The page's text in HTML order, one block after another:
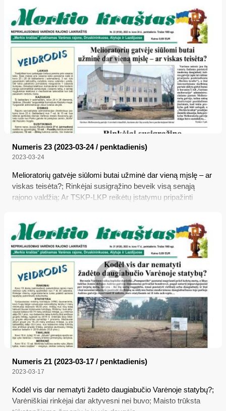
tarnyba
Numeris 23 (2023-03-24 / penktadienis)
2023-03-24
Melioratorių gatvėje siūlomi butai užminė dar vieną mįslę – ar
viskas teisėta?; Rinkėjai susigrąžino beveik visą senąją
rajono valdžią; Ar TSKP-LKP reikėtų įstatymu pripažinti
Numeris 21 (2023-03-17 / penktadienis)
2023-03-17
Kodėl vis dar nematyti žadėto daugiabučio Varėnoje statybų?;
Varėniškiai rinkėjai dar aktyvesni nei buvo; Maisto trūksta